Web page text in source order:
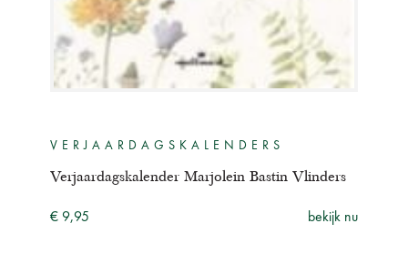
VERJAARDAGSKALENDERS
Verjaardagskalender Marjolein Bastin Vlinders
€ 9,95 bekijk nu